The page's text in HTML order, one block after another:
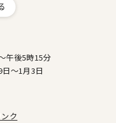
午後5時15分
～1月3日
ク